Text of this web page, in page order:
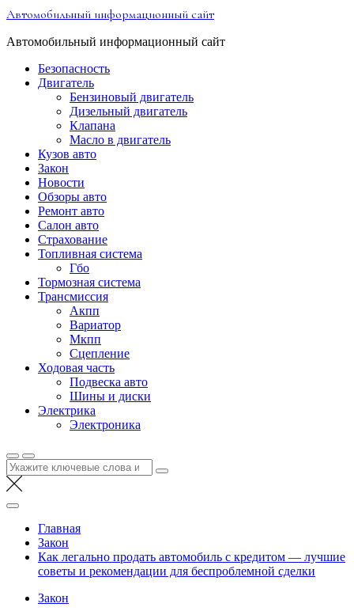
Перейти
содержимому
Автомобильный информационный сайт
Автомобильный информационный сайт
Безопасность
Двигатель
Бензиновый двигатель
Дизельный двигатель
Клапана
Масло в двигатель
Кузов авто
Закон
Новости
Обзоры авто
Ремонт авто
Салон авто
Страхование
Топливная система
Гбо
Тормозная система
Трансмиссия
Акпп
Вариатор
Мкпп
Сцепление
Ходовая часть
Подвеска авто
Шины и диски
Электрика
Электроника
Найти:
Главная
Закон
Как легально продать автомобиль с кредитом — лучшие
советы и рекомендации для беспроблемной сделки
Закон